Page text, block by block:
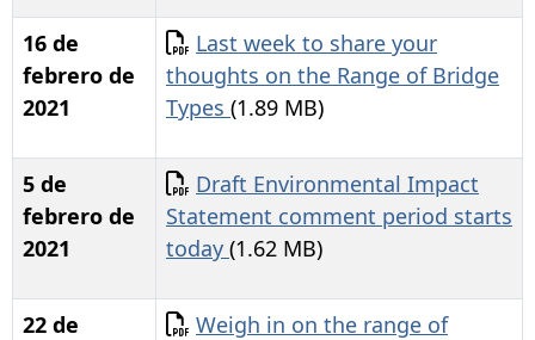
16 de
febrero de
2021
Documento
Last week to share your
thoughts on the Range of Bridge
Types (1.89 MB)
5 de
febrero de
2021
Documento
Draft Environmental Impact
Statement comment period starts
today (1.62 MB)
22 de
Documento
Weigh in on the range of